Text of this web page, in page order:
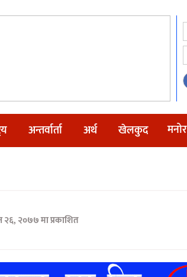
अन्तर्वार्ता अर्थ खेलकुद
२६, २०७७ मा प्रकाशित